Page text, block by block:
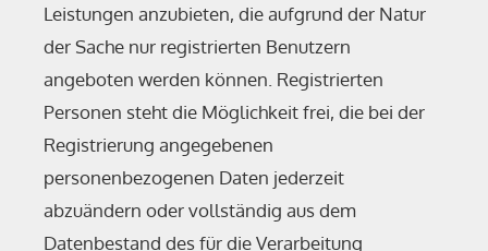
Leistungen anzubieten, die aufgrund der Natur
der Sache nur registrierten Benutzern
angeboten werden können. Registrierten
Personen steht die Möglichkeit frei, die bei der
Registrierung angegebenen
personenbezogenen Daten jederzeit
abzuändern oder vollständig aus dem
Datenbestand des für die Verarbeitung